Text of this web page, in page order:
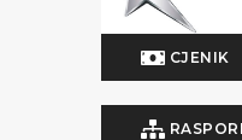
CJENIK